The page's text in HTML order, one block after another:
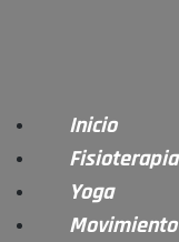
Inicio
Fisioterapia
Yoga
Movimiento